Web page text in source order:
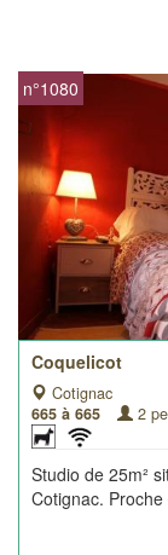
Coquelicot
Cotignac
665 à 665
2
Studio de 25m²
Cotignac.
n°1080